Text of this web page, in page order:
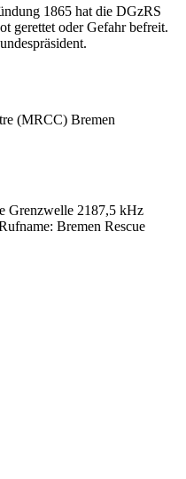
1865 hat die DGzRS
gerettet oder Gefahr befreit.
(MRCC) Bremen
Grenzwelle 2187,5 kHz
Bremen Rescue